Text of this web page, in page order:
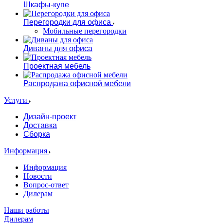
Шкафы-купе
Перегородки для офиса
Мобильные перегородки
Диваны для офиса
Проектная мебель
Распродажа офисной мебели
Услуги
Дизайн-проект
Доставка
Сборка
Информация
Информация
Новости
Вопрос-ответ
Дилерам
Наши работы
Дилерам